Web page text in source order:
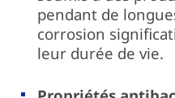
pendant de
corrosion
leur durée de vie.